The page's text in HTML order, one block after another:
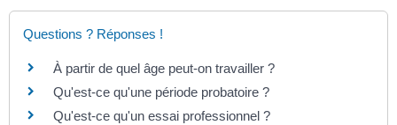
Questions ? Réponses !
À partir de quel âge peut-on travailler ?
Qu'est-ce qu'une période probatoire ?
Qu'est-ce qu'un essai professionnel ?